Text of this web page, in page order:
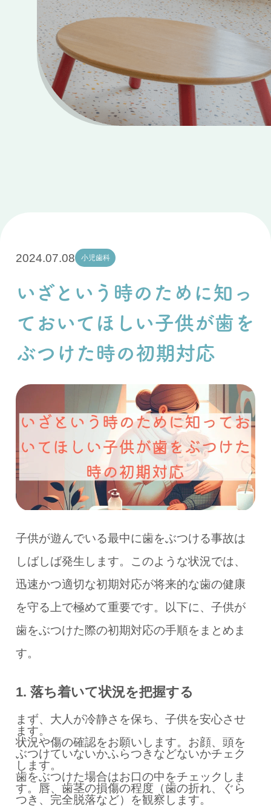
2024.07.08 小児歯科
いざという時のために知っ
ておいてほしい子供が歯を
ぶつけた時の初期対応
子供が遊んでいる最中に歯をぶつける事故は
しばしば発生します。このような状況では、
迅速かつ適切な初期対応が将来的な歯の健康
を守る上で極めて重要です。以下に、子供が
歯をぶつけた際の初期対応の手順をまとめま
す。
1. 落ち着いて状況を把握する
まず、大人が冷静さを保ち、子供を安心させ
ます。
状況や傷の確認をお願いします。お顔、頭を
ぶつけていないかふらつきなどないかチェク
します。
歯をぶつけた場合はお口の中をチェックしま
す。唇、歯茎の損傷の程度（歯の折れ、ぐら
つき、完全脱落など）を観察します。